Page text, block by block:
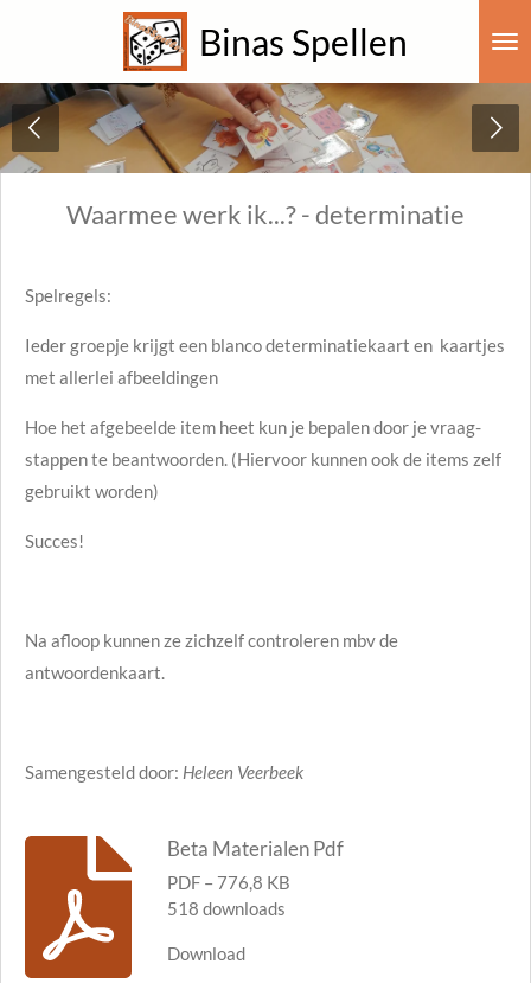
naar
de
hoofdinhoud
Binas Spellen
Waarmee werk ik...? - determinatie
Spelregels:
Ieder groepje krijgt een blanco determinatiekaart en kaartjes
met allerlei afbeeldingen
Hoe het afgebeelde item heet kun je bepalen door je vraag-
stappen te beantwoorden. (Hiervoor kunnen ook de items zelf
gebruikt worden)
Succes!
Na afloop kunnen ze zichzelf controleren mbv de
antwoordenkaart.
Samengesteld door: Heleen Veerbeek
Beta Materialen Pdf
PDF – 776,8 KB
518 downloads
Download